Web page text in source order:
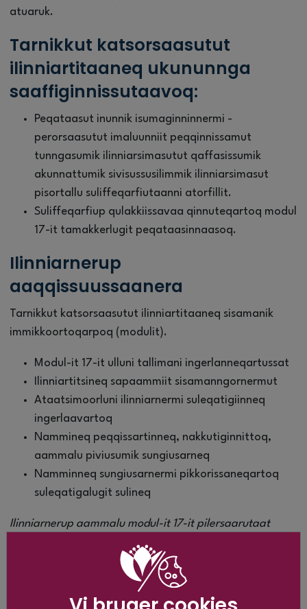
atuaruk.
Tarnikkut katsorsaasutut
ilinniartitaaneq ukununnga
saaffiginnissutaavoq:
Peqataasut inunnik isumaginninnermi -
perorsaasutut imaluunniit peqqinnissamut
tunngasumik ilinniarsimasutut qaffasissumik
akunnattumik sivisussusilimmik ilinniarsimasut
pisortallu suliffeqarfiutaanni atorfillit.
Suliffeqarfiup qulakkiissavaa qinnuteqartoq modul
17-it tamakkerlugit peqataasinnaasoq.
Ilinniarnerup
aaqqissuussaanera
Tarnikkut katsorsaasutut ilinniartitaaneq sisamanik
immikkoortoqarpoq (modulit).
Modul-it 17-it ulluni tallimani ingerlanneqartussat
Ilinniartitsineq sapaammiit sisamanngornermut
Ataatsimoorluni ilinniarnermi suleqatigiinneq
ingerlaavartoq
Nammineq peqqissartinneq, nakkutiginnittoq,
aammalu piviusumik sungiusarneq
Namminneq sungiusarnermi pikkorissaneqartoq
suleqatigalugit sulineq
Ilinniarnerup aammalu modul-it 17-it pilersaarutaat
uani.
Modul 1: 11.–14. januaari 2027